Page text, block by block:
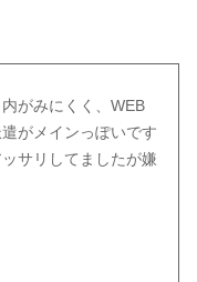
がみにくく、WEB
がメインっぽいです
サリしてましたが嫌